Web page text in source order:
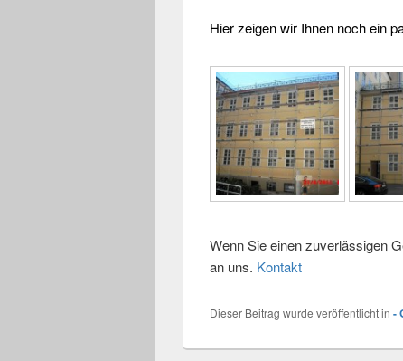
Hier zeigen wir Ihnen noch ein
Wenn Sie einen zuverlässigen
an uns. Kontakt
Dieser Beitrag wurde veröffentlicht in -